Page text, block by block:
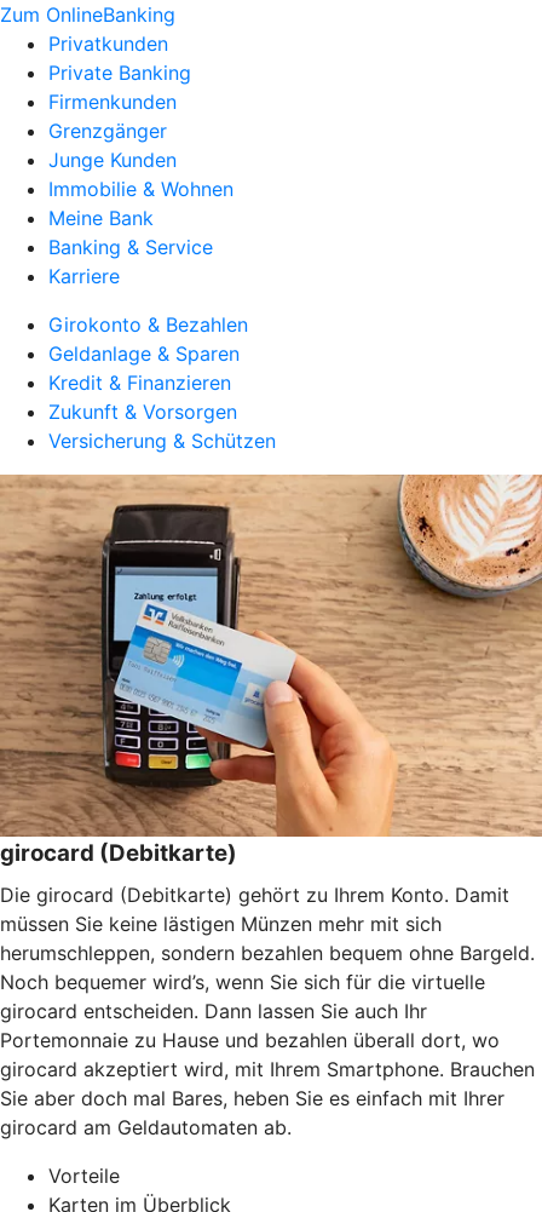
Zum OnlineBanking
Privatkunden
Private Banking
Firmenkunden
Grenzgänger
Junge Kunden
Immobilie & Wohnen
Meine Bank
Banking & Service
Karriere
Girokonto & Bezahlen
Geldanlage & Sparen
Kredit & Finanzieren
Zukunft & Vorsorgen
Versicherung & Schützen
girocard (Debitkarte)
Die girocard (Debitkarte) gehört zu Ihrem Konto. Damit
müssen Sie keine lästigen Münzen mehr mit sich
herumschleppen, sondern bezahlen bequem ohne Bargeld.
Noch bequemer wird’s, wenn Sie sich für die virtuelle
girocard entscheiden. Dann lassen Sie auch Ihr
Portemonnaie zu Hause und bezahlen überall dort, wo
girocard akzeptiert wird, mit Ihrem Smartphone. Brauchen
Sie aber doch mal Bares, heben Sie es einfach mit Ihrer
girocard am Geldautomaten ab.
Vorteile
Karten im Überblick